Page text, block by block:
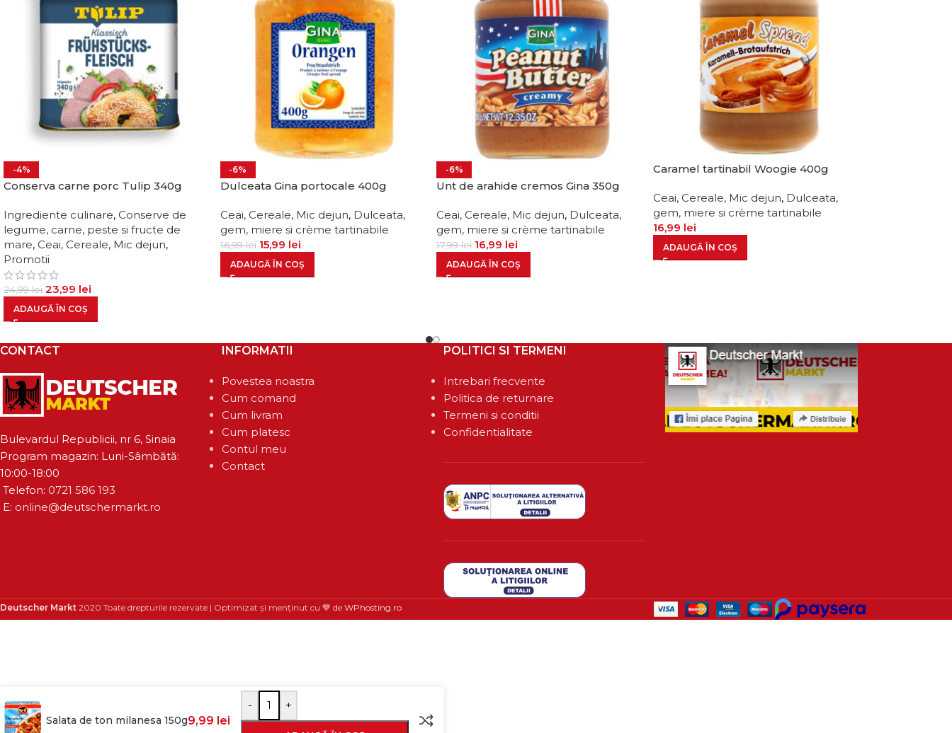
-4%
Conserva carne porc Tulip 340g
Ingrediente culinare, Conserve de
legume, carne, peste si fructe de
mare, Ceai, Cereale, Mic dejun,
Promotii
24,99lei 23,99 lei
ADAUGĂ ÎN COȘ
-6%
Dulceata Gina portocale 400g
Ceai, Cereale, Mic dejun, Dulceata,
gem, miere si crème tartinabile
16,99lei 15,99 lei
ADAUGĂ ÎN COȘ
-6%
Unt de arahide cremos Gina 350g
Ceai, Cereale, Mic dejun, Dulceata,
gem, miere si crème tartinabile
17,99lei 16,99 lei
ADAUGĂ ÎN COȘ
Caramel tartinabil Woogie 400g
Ceai, Cereale, Mic dejun, Dulceata,
gem, miere si crème tartinabile
16,99 lei
ADAUGĂ ÎN COȘ
CONTACT
Bulevardul Republicii, nr 6, Sinaia
Program magazin: Luni-Sâmbătă:
10:00-18:00
Telefon: 0721 586 193
E: online@deutschermarkt.ro
INFORMATII
Povestea noastra
Cum comand
Cum livram
Cum platesc
Contul meu
Contact
POLITICI SI TERMENI
Intrebari frecvente
Politica de returnare
Termeni si conditii
Confidentialitate
Deutscher Markt 2020 Toate drepturile rezervate | Optimizat și menținut cu 💙 de WPhosting.ro
Salata de ton milanesa 150g9,99 lei
- +